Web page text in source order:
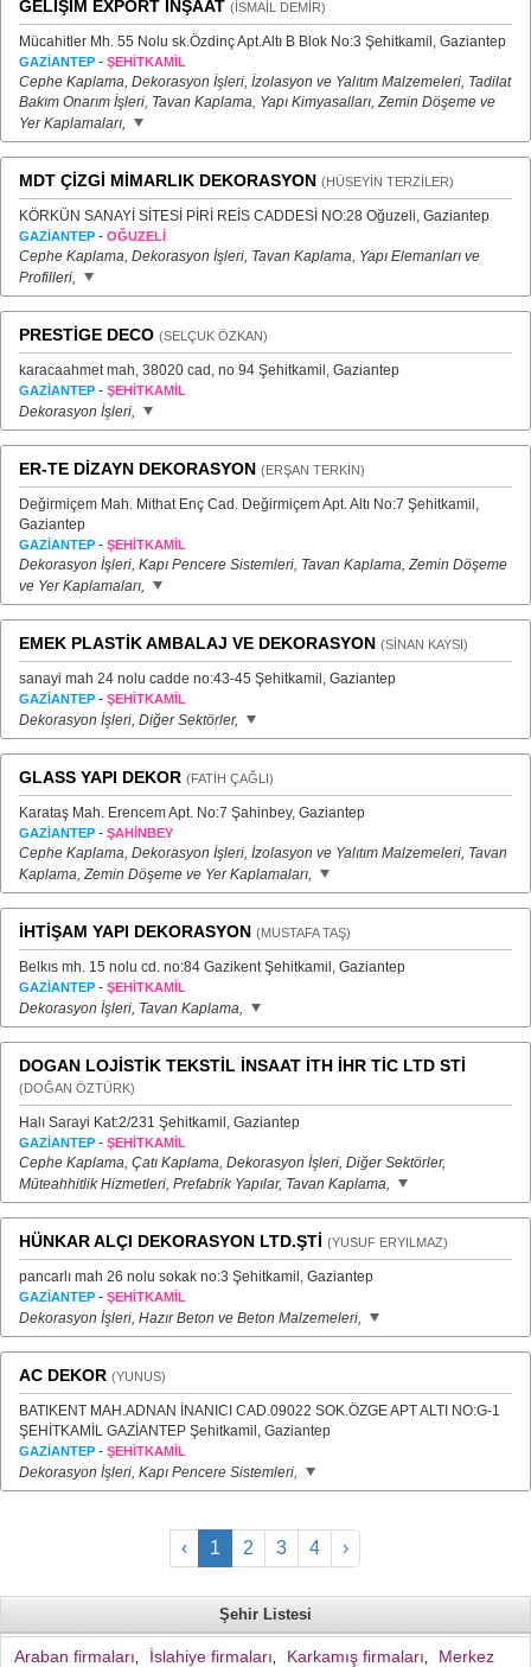
GELİŞİM EXPORT İNŞAAT (İSMAİL DEMİR)
Mücahitler Mh. 55 Nolu sk.Özdinç Apt.Altı B Blok No:3 Şehitkamil, Gaziantep
GAZİANTEP - ŞEHİTKAMİL
Cephe Kaplama, Dekorasyon İşleri, İzolasyon ve Yalıtım Malzemeleri, Tadilat
Bakım Onarım İşleri, Tavan Kaplama, Yapı Kimyasalları, Zemin Döşeme ve
Yer Kaplamaları,
MDT ÇİZGİ MİMARLIK DEKORASYON (HÜSEYİN TERZİLER)
KÖRKÜN SANAYİ SİTESİ PİRİ REİS CADDESİ NO:28 Oğuzeli, Gaziantep
GAZİANTEP - OĞUZELİ
Cephe Kaplama, Dekorasyon İşleri, Tavan Kaplama, Yapı Elemanları ve
Profilleri,
PRESTİGE DECO (SELÇUK ÖZKAN)
karacaahmet mah, 38020 cad, no 94 Şehitkamil, Gaziantep
GAZİANTEP - ŞEHİTKAMİL
Dekorasyon İşleri,
ER-TE DİZAYN DEKORASYON (ERŞAN TERKİN)
Değirmiçem Mah. Mithat Enç Cad. Değirmiçem Apt. Altı No:7 Şehitkamil,
Gaziantep
GAZİANTEP - ŞEHİTKAMİL
Dekorasyon İşleri, Kapı Pencere Sistemleri, Tavan Kaplama, Zemin Döşeme
ve Yer Kaplamaları,
EMEK PLASTİK AMBALAJ VE DEKORASYON (SİNAN KAYSI)
sanayi mah 24 nolu cadde no:43-45 Şehitkamil, Gaziantep
GAZİANTEP - ŞEHİTKAMİL
Dekorasyon İşleri, Diğer Sektörler,
GLASS YAPI DEKOR (FATİH ÇAĞLI)
Karataş Mah. Erencem Apt. No:7 Şahinbey, Gaziantep
GAZİANTEP - ŞAHİNBEY
Cephe Kaplama, Dekorasyon İşleri, İzolasyon ve Yalıtım Malzemeleri, Tavan
Kaplama, Zemin Döşeme ve Yer Kaplamaları,
İHTİŞAM YAPI DEKORASYON (MUSTAFA TAŞ)
Belkıs mh. 15 nolu cd. no:84 Gazikent Şehitkamil, Gaziantep
GAZİANTEP - ŞEHİTKAMİL
Dekorasyon İşleri, Tavan Kaplama,
DOGAN LOJİSTİK TEKSTİL İNSAAT İTH İHR TİC LTD STİ
(DOĞAN ÖZTÜRK)
Halı Sarayi Kat:2/231 Şehitkamil, Gaziantep
GAZİANTEP - ŞEHİTKAMİL
Cephe Kaplama, Çatı Kaplama, Dekorasyon İşleri, Diğer Sektörler,
Müteahhitlik Hizmetleri, Prefabrik Yapılar, Tavan Kaplama,
HÜNKAR ALÇI DEKORASYON LTD.ŞTİ (YUSUF ERYILMAZ)
pancarlı mah 26 nolu sokak no:3 Şehitkamil, Gaziantep
GAZİANTEP - ŞEHİTKAMİL
Dekorasyon İşleri, Hazır Beton ve Beton Malzemeleri,
AC DEKOR (YUNUS)
BATIKENT MAH.ADNAN İNANICI CAD.09022 SOK.ÖZGE APT ALTI NO:G-1
ŞEHİTKAMİL GAZİANTEP Şehitkamil, Gaziantep
GAZİANTEP - ŞEHİTKAMİL
Dekorasyon İşleri, Kapı Pencere Sistemleri,
‹ 1 2 3 4 ›
Şehir Listesi
Araban firmaları İslahiye firmaları Karkamış firmaları
Merkez